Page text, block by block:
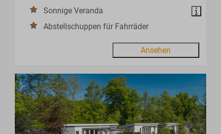
Sonnige Veranda
Abstellschuppen für Fahrräder
Ansehen